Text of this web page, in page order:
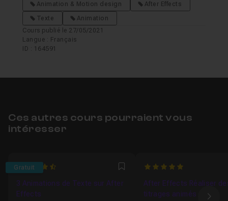
Animation & Motion design
After Effects
Texte
Animation
Cours publié le 27/05/2021
Langue : Français
ID : 164591
Ces autres cours pourraient vous
intéresser
Gratuit
4.7777777777778 Favori
3 Animations de Texte sur After
Effects
5
After Effects Réaliser
titrages animés